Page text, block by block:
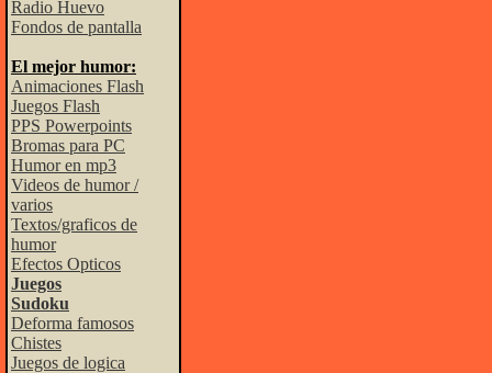
Radio Huevo
Fondos de pantalla
El mejor humor:
Animaciones Flash
Juegos Flash
PPS Powerpoints
Bromas para PC
Humor en mp3
Videos de humor /
varios
Textos/graficos de
humor
Efectos Opticos
Juegos
Sudoku
Deforma famosos
Chistes
Juegos de logica